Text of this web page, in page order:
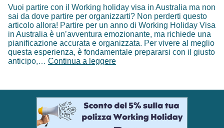
Vuoi partire con il Working holiday visa in Australia ma non
sai da dove partire per organizzarti? Non perderti questo
articolo allora! Partire per un anno di Working Holiday Visa
in Australia è un’avventura emozionante, ma richiede una
pianificazione accurata e organizzata. Per vivere al meglio
questa esperienza, è fondamentale prepararsi con il giusto
anticipo,… Continua a leggere9
Working
Holiday
Visa